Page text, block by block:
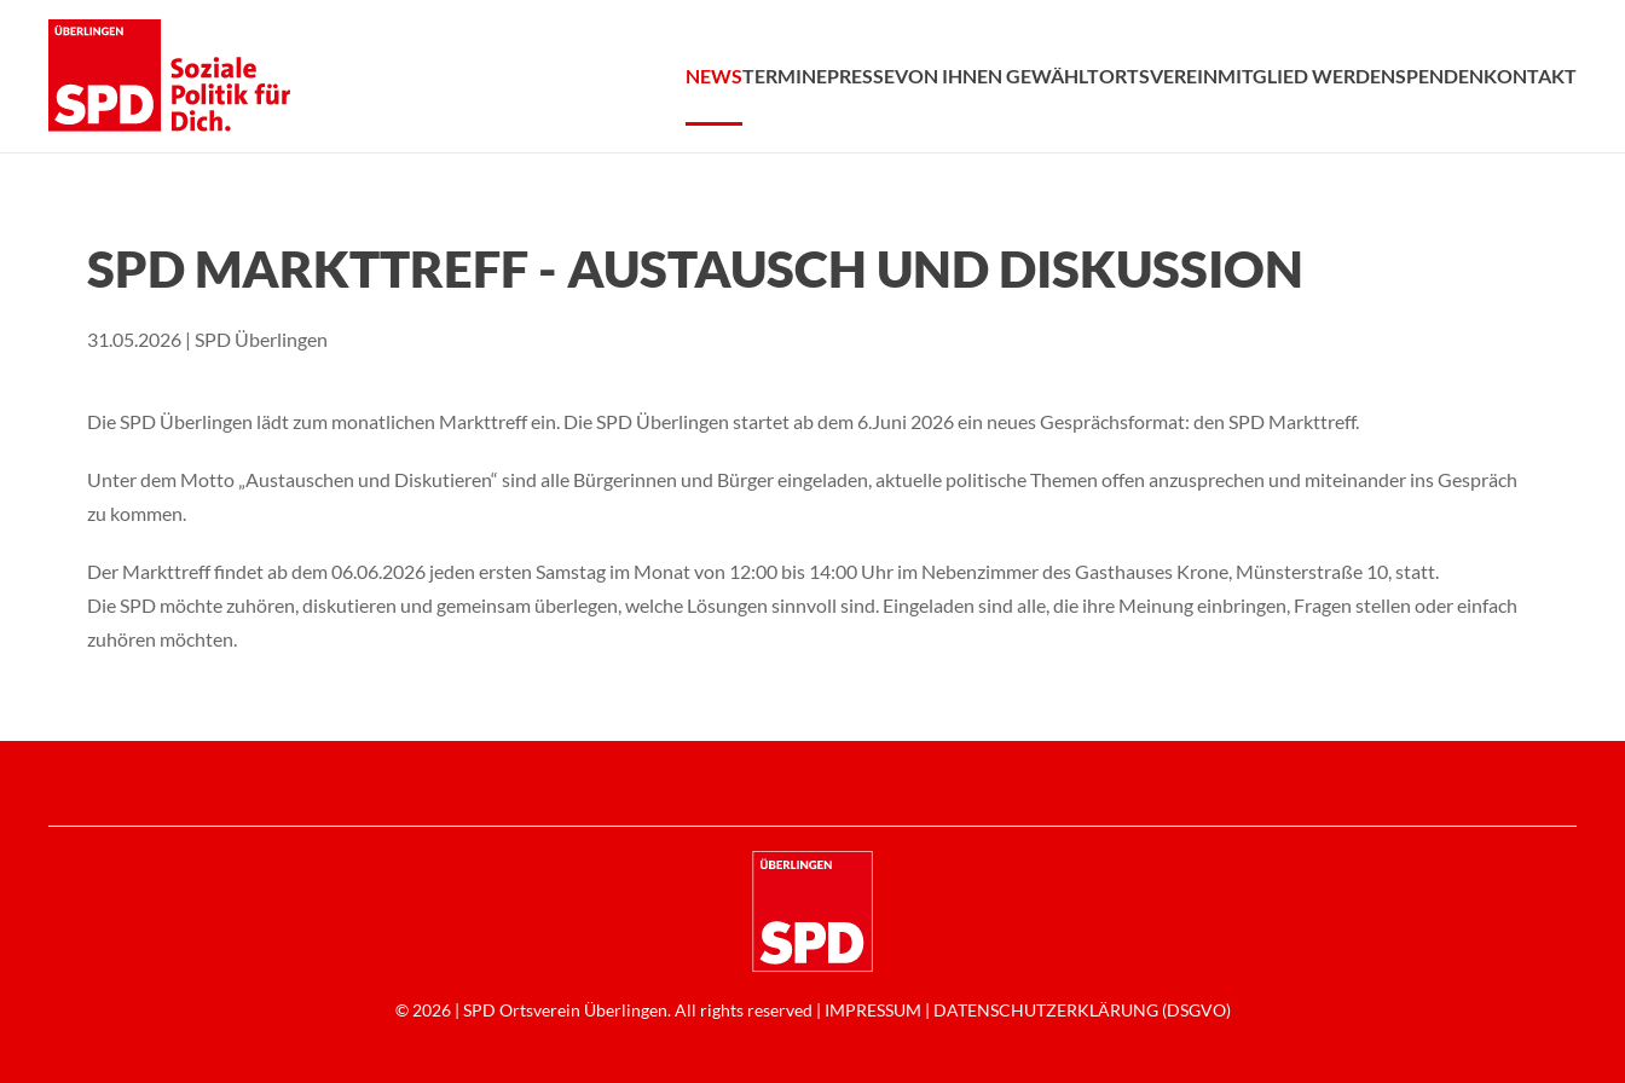
Skip to main content NEWSTERMINEPRESSEVON IHNEN GEWÄHLTORTSVEREINMITGLIED WERDENSPENDENKONTAKT
SPD MARKTTREFF - AUSTAUSCH UND DISKUSSION
31.05.2026 | SPD Überlingen
Die SPD Überlingen lädt zum monatlichen Markttreff ein. Die SPD Überlingen startet ab dem 6.Juni 2026 ein neues Gesprächsformat: den SPD Markttreff.
Unter dem Motto „Austauschen und Diskutieren“ sind alle Bürgerinnen und Bürger eingeladen, aktuelle politische Themen offen anzusprechen und miteinander ins Gespräch
zu kommen.
Der Markttreff findet ab dem 06.06.2026 jeden ersten Samstag im Monat von 12:00 bis 14:00 Uhr im Nebenzimmer des Gasthauses Krone, Münsterstraße 10, statt.
Die SPD möchte zuhören, diskutieren und gemeinsam überlegen, welche Lösungen sinnvoll sind. Eingeladen sind alle, die ihre Meinung einbringen, Fragen stellen oder einfach
zuhören möchten.
© 2026 | SPD Ortsverein Überlingen. All rights reserved | IMPRESSUM | DATENSCHUTZERKLÄRUNG (DSGVO)